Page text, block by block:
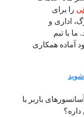
را برای
اداری و
با تیم
آماده همکاری
باربر با